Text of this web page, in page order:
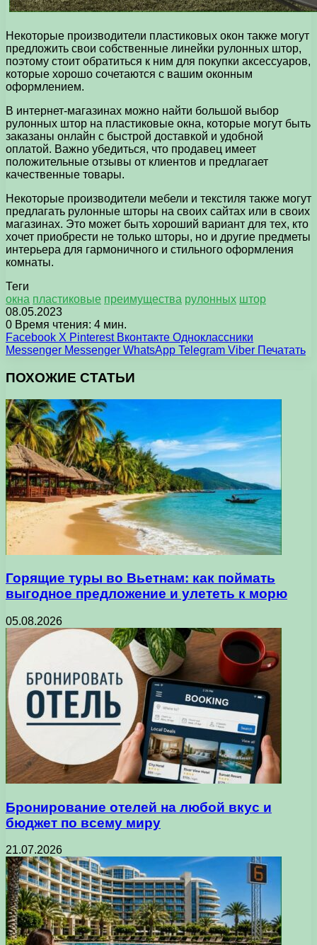
Некоторые производители пластиковых окон также могут
предложить свои собственные линейки рулонных штор,
поэтому стоит обратиться к ним для покупки аксессуаров,
которые хорошо сочетаются с вашим оконным
оформлением.
В интернет-магазинах можно найти большой выбор
рулонных штор на пластиковые окна, которые могут быть
заказаны онлайн с быстрой доставкой и удобной
оплатой. Важно убедиться, что продавец имеет
положительные отзывы от клиентов и предлагает
качественные товары.
Некоторые производители мебели и текстиля также могут
предлагать рулонные шторы на своих сайтах или в своих
магазинах. Это может быть хороший вариант для тех, кто
хочет приобрести не только шторы, но и другие предметы
интерьера для гармоничного и стильного оформления
комнаты.
Теги
окна пластиковые преимущества рулонных штор
08.05.2023
0 Время чтения: 4 мин.
Facebook X Pinterest Вконтакте Одноклассники
Messenger Messenger WhatsApp Telegram Viber Печатать
ПОХОЖИЕ СТАТЬИ
Горящие туры во Вьетнам: как поймать
выгодное предложение и улететь к морю
05.08.2026
Бронирование отелей на любой вкус и
бюджет по всему миру
21.07.2026